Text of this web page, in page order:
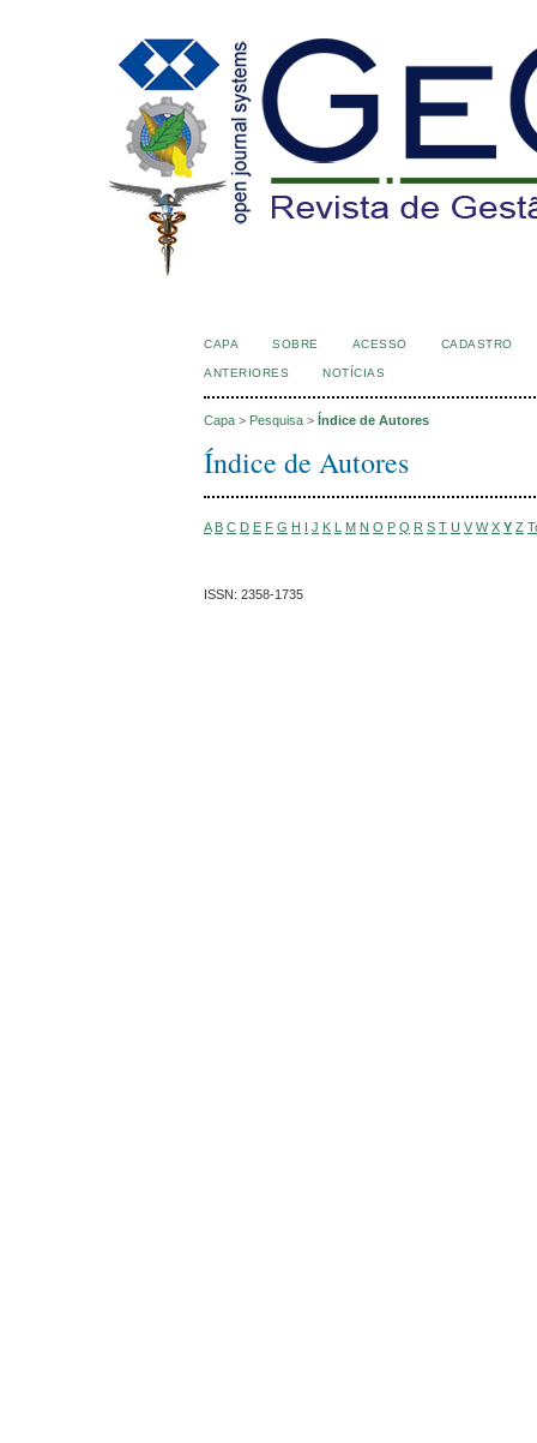
CAPA SOBRE ACESSO CADASTRO
ANTERIORES NOTÍCIAS
Capa > Pesquisa > Índice de Autores
Índice de Autores
A B C D E F G H I J K L M N O P Q R S T U V W X Y Z
ISSN: 2358-1735